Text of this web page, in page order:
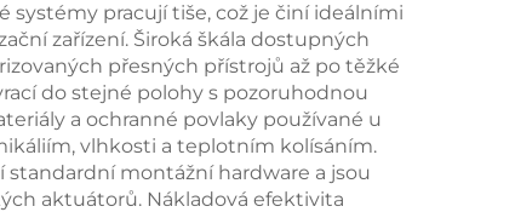
pracují tiše, což je činí ideálními
zařízení. Široká škála dostupných
přesných přístrojů až po těžké
do stejné polohy s pozoruhodnou
a ochranné povlaky používané u
vlhkosti a teplotním kolísáním.
montážní hardware a jsou
aktuátorů. Nákladová efektivita